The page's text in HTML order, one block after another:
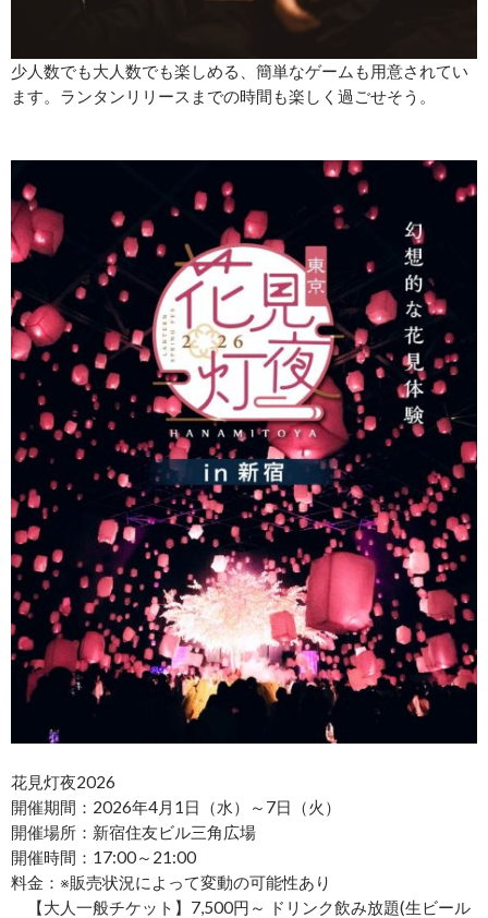
少人数でも大人数でも楽しめる、簡単なゲームも用意されてい
ます。ランタンリリースまでの時間も楽しく過ごせそう。
花見灯夜2026
開催期間：2026年4月1日（水）～7日（火）
開催場所：新宿住友ビル三角広場
開催時間：17:00～21:00
料金：※販売状況によって変動の可能性あり
【大人一般チケット】7,500円～ ドリンク飲み放題(生ビール